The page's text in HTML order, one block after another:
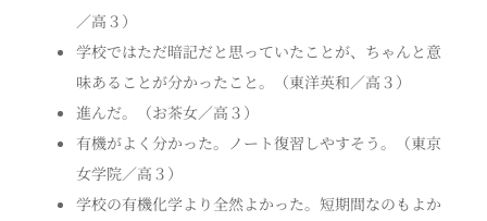
／高３）
学校ではただ暗記だと思っていたことが、ちゃんと意
味あることが分かったこと。（東洋英和／高３）
進んだ。（お茶女／高３）
有機がよく分かった。ノート復習しやすそう。（東京
女学院／高３）
学校の有機化学より全然よかった。短期間なのもよか